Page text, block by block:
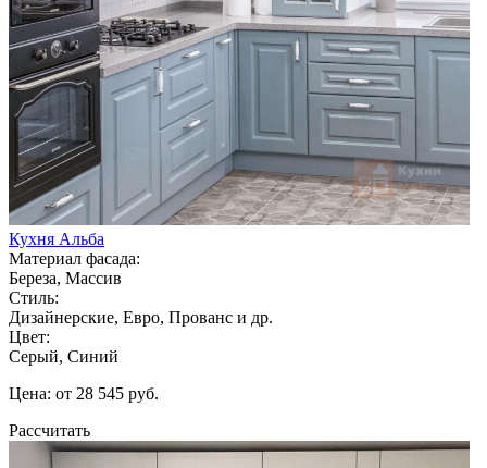
Кухня Альба
Материал фасада:
Береза, Массив
Стиль:
Дизайнерские, Евро, Прованс и др.
Цвет:
Серый, Синий
Цена: от 28 545 руб.
Рассчитать